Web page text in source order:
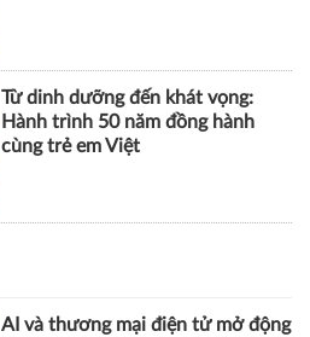
Từ dinh dưỡng đến khát vọng:
Hành trình 50 năm đồng hành
cùng trẻ em Việt
AI và thương mại điện tử mở động